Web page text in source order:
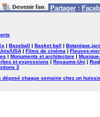
Partager :
| Baseball | Basket ball |
USA | Films de cinéma | Fleuves-
| Monuments et architecture |
et expressions | Royaume-Uni |
3
déposé chaque semaine chez un